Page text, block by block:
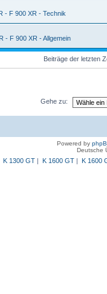
- F 900 XR - Technik
- F 900 XR - Allgemein
Beiträge der letzten
Gehe zu:
Powered by
Deutsche
K 1300 GT| K 1600 GT| K 1600